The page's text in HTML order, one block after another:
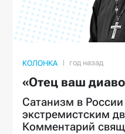
КОЛОНКА
«Отец ваш
Сатанизм в России
экстремистским
Комментарий